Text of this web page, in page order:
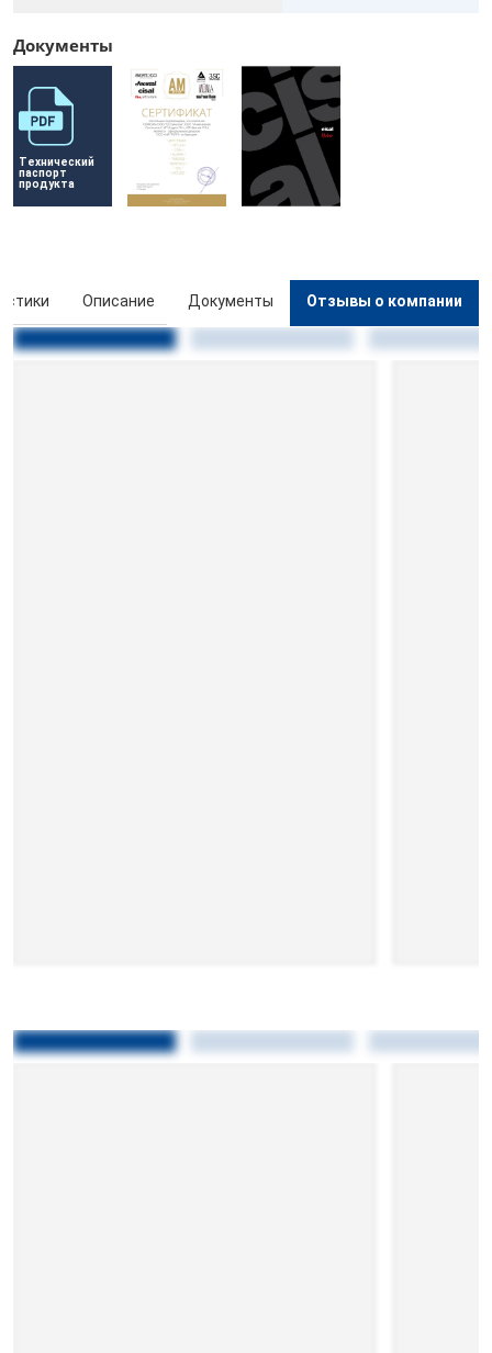
Документы
Технический
паспорт
продукта
Описание Документы Отзывы о компании